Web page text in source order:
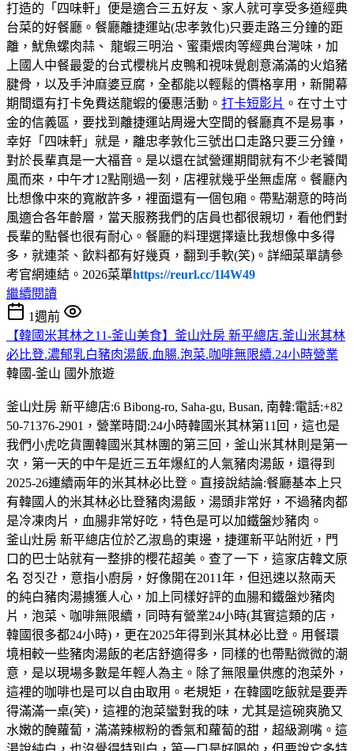
打造的「四味軒」便是適合三五好友、家人就可享受多道經典
台菜的好餐廳。餐廳離捷運站(忠孝敦化)只要走路三分鐘的距
離，魷魚螺肉蒜、 龍蝦三明治、蜜棗煨肉等經典台灣味，加
上國人中餐最愛的台式櫻桃片皮鴨和視味覺創意滿滿的火焰豬
腱骨，以及手沖麻婆豆腐，全都能以輕鬆的價格享用，新開幕
期間還有打卡免費送龍蝦的優惠活動。 打卡短影片 。在寸土寸
金的信義區，要找到離捷運站周邊大空間的餐廳真不是易事，
幸好「四味軒」就是，離忠孝敦化三號出口走路只要三分鐘，
對於長輩真是一大福音。是以還在試營運期間就有不少老饕聞
風而來，中午才12點剛過一刻，店裡就幾乎坐無虛席。餐廳內
比想像中來的寬敝許多，裡面還有一個包廂。帶點潮意的時尚
風適合各年齡層，當天服務我們的店員也都很親切，看他們對
長輩的點餐也很有耐心。餐廳的料理選擇遠比我想像中多得
多，就連茶、飲料都有好幾頁，翻到手軟(笑)。詳細菜單請參
考官網連結。2026菜單https://reurl.cc/1l4W49
繼續閱讀
1週前
【韓國米其林之11-釜山美食】釜山灶房 新平總店.釜山米其林
必比登.濃郁乳白豬肉湯飯.血腸.泡菜.咖啡無限續.24小時營業
韓國-釜山 國外旅遊
釜山灶房 新平總店:6 Bibong-ro, Saha-gu, Busan, 南韓:電話:+82
50-71376-2901，營業時間:24小時韓國米其林第11回，這也是
我們小虎吃貨團韓國米其林團的第三回，釜山米其林則是第一
次，第一天的中午是近三五年爆紅的人氣豬肉湯飯，還得到
2025-26連續兩年的米其林必比登。直接說結論:餐廳基本上只
有韓國人的米其林必比登豬肉湯飯，湯頭非常好，不過豬肉都
是冷凍肉片，血腸非常好吃，特色是可以加鐵盤炒豬肉。
釜山灶房 新平總店位於乙淑島的東邊，捷運新平站附近，門
口的巴士站就有一整排的櫻花超美。查了一下，這家店韓文原
名 정짓간，意指小廚房，好像開在2011年，但迅速以熬兩天
的純白豬肉湯擄獲人心，加上同樣好評的血腸和鐵盤炒豬肉
片，泡菜、咖啡無限續，同時有營業24小時(其實這類的店，
韓國很多都24小時)，更在2025年得到米其林必比登。用餐環
境相較一些豬肉湯飯的老店舒適得多，同樣的也帶點微微的潮
意，是以現場多數是年輕人為主。除了無限量供應的泡菜外，
這裡的咖啡也是可以自由取用。老規矩，在韓國吃飯就是要弄
得滿滿一桌(笑)，這裡的泡菜蠻對我的味，尤其是這碗爽脆又
水嫩的醃蘿蔔，滿滿辣椒粉的香氣和蘿蔔的甜，超級涮嘴。這